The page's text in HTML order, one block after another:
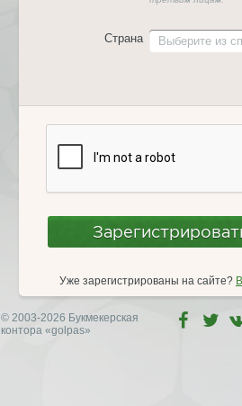
Страна Выберите из
Уже зарегистрированы на сайте?
© 2003-2026 Букмекерская
контора «golpas»